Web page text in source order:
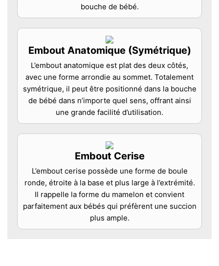
bouche de bébé.
Embout Anatomique (Symétrique)
L’embout anatomique est plat des deux côtés,
avec une forme arrondie au sommet. Totalement
symétrique, il peut être positionné dans la bouche
de bébé dans n’importe quel sens, offrant ainsi
une grande facilité d’utilisation.
Embout Cerise
L’embout cerise possède une forme de boule
ronde, étroite à la base et plus large à l’extrémité.
Il rappelle la forme du mamelon et convient
parfaitement aux bébés qui préfèrent une succion
plus ample.